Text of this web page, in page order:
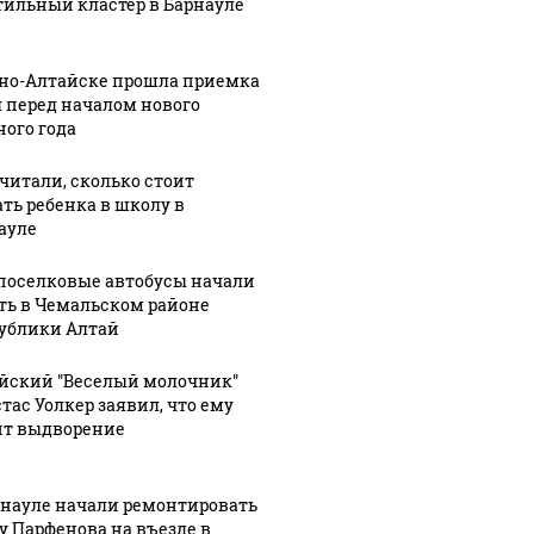
3
В Алтайском
крае
министра
спорта и
губернатора
Алтайске прошла приемка
началом нового
года
сколько стоит
ребенка в школу в
автобусы начали
в Чемальском районе
Алтай
"Веселый молочник"
Уолкер заявил, что ему
выдворение
начали ремонтировать
Парфенова на въезде в